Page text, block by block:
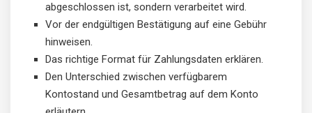
abgeschlossen ist, sondern verarbeitet wird.
Vor der endgültigen Bestätigung auf eine Gebühr
hinweisen.
Das richtige Format für Zahlungsdaten erklären.
Den Unterschied zwischen verfügbarem
Kontostand und Gesamtbetrag auf dem Konto